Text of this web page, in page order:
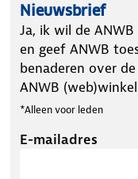
Nieuwsbrief
Ja, ik wil de
en geef ANWB
benaderen over
ANWB
*Alleen voor leden
E-mailadres